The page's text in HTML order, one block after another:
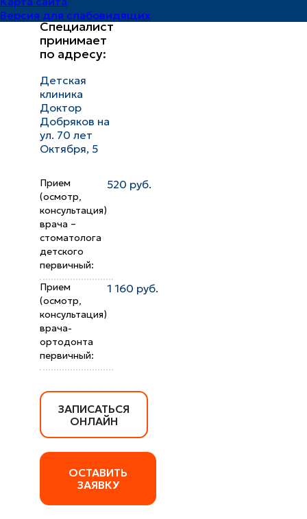
Версия для слабовидящих
Специалист
принимает
по адресу:
Детская
клиника
Доктор
Добряков на
ул. 70 лет
Октября, 5
Прием
(осмотр,
консультация)
врача –
стоматолога
детского
первичный:
520 руб.
Прием
(осмотр,
консультация)
врача-
ортодонта
первичный:
1 160 руб.
ЗАПИСАТЬСЯ
ОНЛАЙН
ОСТАВИТЬ
ЗАЯВКУ